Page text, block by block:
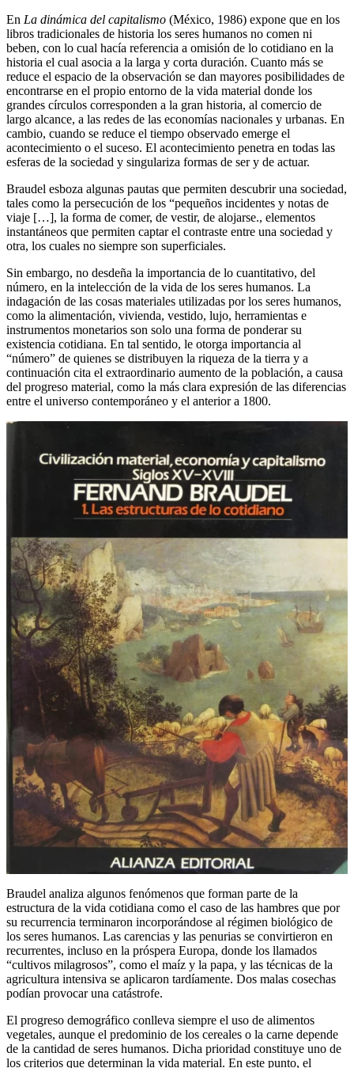
En La dinámica del capitalismo (México, 1986) expone que en los
libros tradicionales de historia los seres humanos no comen ni
beben, con lo cual hacía referencia a omisión de lo cotidiano en la
historia el cual asocia a la larga y corta duración. Cuanto más se
reduce el espacio de la observación se dan mayores posibilidades de
encontrarse en el propio entorno de la vida material donde los
grandes círculos corresponden a la gran historia, al comercio de
largo alcance, a las redes de las economías nacionales y urbanas. En
cambio, cuando se reduce el tiempo observado emerge el
acontecimiento o el suceso. El acontecimiento penetra en todas las
esferas de la sociedad y singulariza formas de ser y de actuar.
Braudel esboza algunas pautas que permiten descubrir una sociedad,
tales como la persecución de los “pequeños incidentes y notas de
viaje […], la forma de comer, de vestir, de alojarse., elementos
instantáneos que permiten captar el contraste entre una sociedad y
otra, los cuales no siempre son superficiales.
Sin embargo, no desdeña la importancia de lo cuantitativo, del
número, en la intelección de la vida de los seres humanos. La
indagación de las cosas materiales utilizadas por los seres humanos,
como la alimentación, vivienda, vestido, lujo, herramientas e
instrumentos monetarios son solo una forma de ponderar su
existencia cotidiana. En tal sentido, le otorga importancia al
“número” de quienes se distribuyen la riqueza de la tierra y a
continuación cita el extraordinario aumento de la población, a causa
del progreso material, como la más clara expresión de las diferencias
entre el universo contemporáneo y el anterior a 1800.
Braudel analiza algunos fenómenos que forman parte de la
estructura de la vida cotidiana como el caso de las hambres que por
su recurrencia terminaron incorporándose al régimen biológico de
los seres humanos. Las carencias y las penurias se convirtieron en
recurrentes, incluso en la próspera Europa, donde los llamados
“cultivos milagrosos”, como el maíz y la papa, y las técnicas de la
agricultura intensiva se aplicaron tardíamente. Dos malas cosechas
podían provocar una catástrofe.
El progreso demográfico conlleva siempre el uso de alimentos
vegetales, aunque el predominio de los cereales o la carne depende
de la cantidad de seres humanos. Dicha prioridad constituye uno de
los criterios que determinan la vida material. En este punto, el